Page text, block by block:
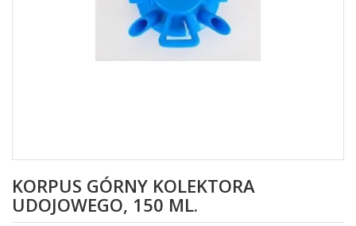
KORPUS GÓRNY KOLEKTORA
UDOJOWEGO, 150 ML.